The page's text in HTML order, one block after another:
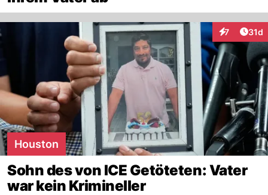
7 31d
Houston
Sohn des von ICE Getöteten: Vater
war kein Krimineller